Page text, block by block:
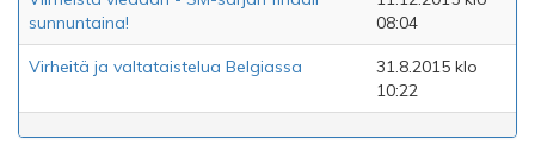
sunnuntaina!
08:04
Virheitä ja valtataistelua Belgiassa
31.8.2015 klo
10:22